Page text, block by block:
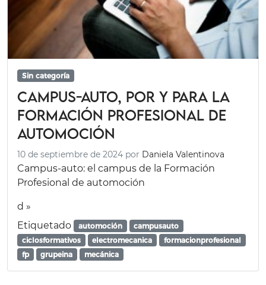
Sin categoría
Campus-auto, por y para la
Formación Profesional de
automoción
10 de septiembre de 2024 por Daniela Valentinova
Campus-auto: el campus de la Formación
Profesional de automoción
d »
Etiquetado
automoción
campusauto
ciclosformativos
electromecanica
formacionprofesional
fp
grupeina mecánica